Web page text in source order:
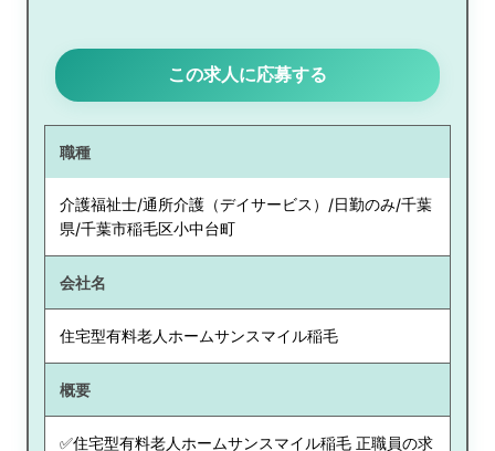
この求人に応募する
職種
介護福祉士/通所介護（デイサービス）/日勤のみ/千葉
県/千葉市稲毛区小中台町
会社名
住宅型有料老人ホームサンスマイル稲毛
概要
✅住宅型有料老人ホームサンスマイル稲毛 正職員の求